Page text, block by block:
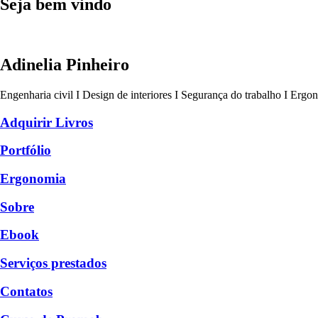
Seja bem vindo
Adinelia Pinheiro
Engenharia civil I Design de interiores I Segurança do trabalho I
Adquirir Livros
Portfólio
Ergonomia
Sobre
Ebook
Serviços prestados
Contatos